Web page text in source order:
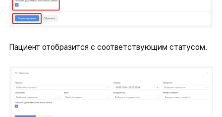
Пациент отобразится с соответствующим статусом.